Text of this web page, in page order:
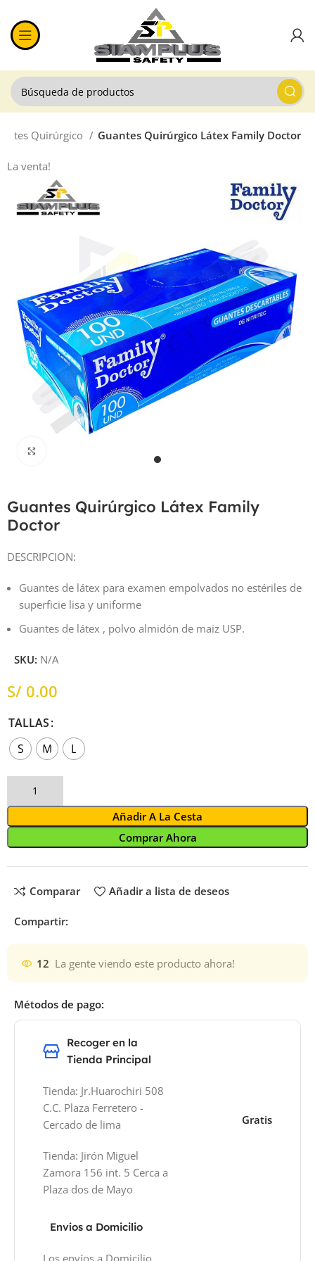
Quirúrgico Guantes Quirúrgico Látex Family Doctor
La venta!
Guantes Quirúrgico Látex Family
Doctor
DESCRIPCION:
Guantes de látex para examen empolvados no estériles de
superficie lisa y uniforme
Guantes de látex , polvo almidón de maiz USP.
SKU: N/A
S/
TALLAS
S
M L
Añadir A La Cesta
Comprar Ahora
Comparar Añadir a lista de deseos
Compartir:
12 La gente viendo este producto ahora!
Métodos de pago:
Recoger en la
Tienda Principal
Tienda: Jr.Huarochiri 508
C.C. Plaza Ferretero -
Cercado de lima
Tienda: Jirón Miguel
Zamora 156 int. 5 Cerca a
Plaza dos de Mayo
Gratis
Envíos a Domicilio
Los envíos a Domicilio